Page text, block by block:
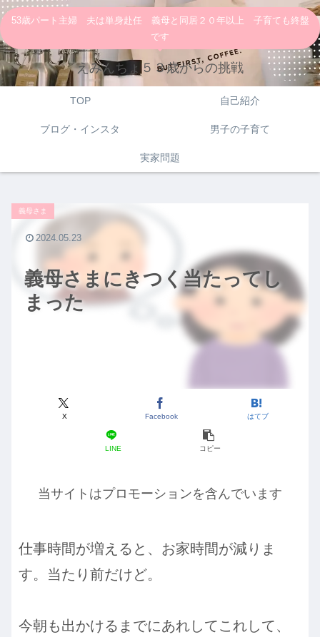
53歳パート主婦 夫は単身赴任 義母と同居２０年以上 子育ても終盤
です
えみんちょ５３歳からの挑戦
TOP 自己紹介
ブログ・インスタ 男子の子育て
実家問題
義母さまにきつく当たってし
まった
義母さま
X Facebook はてブ
LINE コピー
2024.05.23
当サイトはプロモーションを含んでいます
仕事時間が増えると、お家時間が減りま
す。当たり前だけど。
今朝も出かけるまでにあれしてこれして、